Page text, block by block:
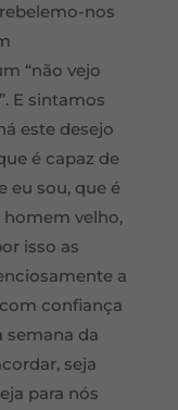
nos
“não vejo
E sintamos
este desejo
é capaz de
eu sou, que é
homem velho,
isso as
a
confiança
semana da
seja
para nós